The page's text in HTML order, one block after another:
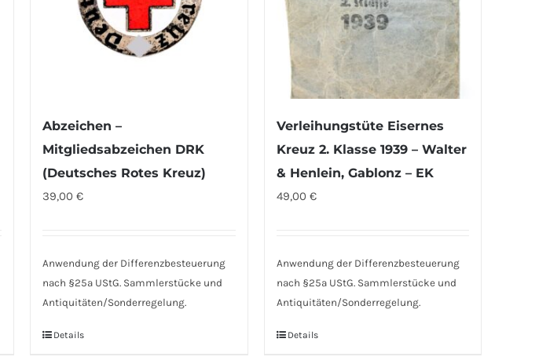
Abzeichen –
Mitgliedsabzeichen DRK
(Deutsches Rotes Kreuz)
39,00 €
Anwendung der Differenzbesteuerung
nach §25a UStG. Sammlerstücke und
Antiquitäten/Sonderregelung.
Details
Verleihungstüte Eisernes
Kreuz 2. Klasse 1939 – Walter
& Henlein, Gablonz – EK
49,00 €
Anwendung der Differenzbesteuerung
nach §25a UStG. Sammlerstücke und
Antiquitäten/Sonderregelung.
Details